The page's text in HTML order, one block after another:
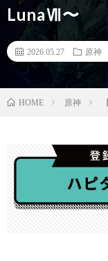
LunaⅦ〜
2026.05.27 原神
HOME 原神